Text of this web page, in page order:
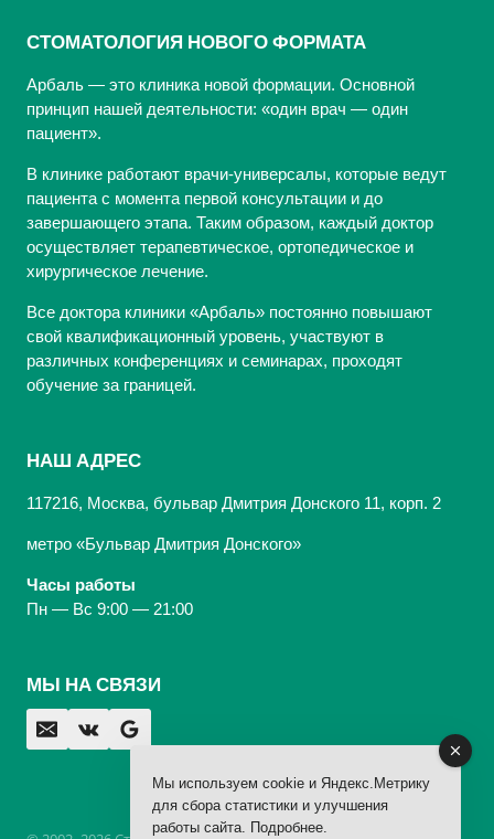
СТОМАТОЛОГИЯ НОВОГО ФОРМАТА
Арбаль — это клиника новой формации. Основной
принцип нашей деятельности: «один врач — один
пациент».
В клинике работают врачи-универсалы, которые ведут
пациента с момента первой консультации и до
завершающего этапа. Таким образом, каждый доктор
осуществляет терапевтическое, ортопедическое и
хирургическое лечение.
Все доктора клиники «Арбаль» постоянно повышают
свой квалификационный уровень, участвуют в
различных конференциях и семинарах, проходят
обучение за границей.
НАШ АДРЕС
117216, Москва, бульвар Дмитрия Донского 11, корп. 2
метро «Бульвар Дмитрия Донского»
Часы работы
Пн — Вс 9:00 — 21:00
МЫ НА СВЯЗИ
Мы используем cookie и Яндекс.Метрику
для сбора статистики и улучшения
работы сайта. Подробнее.